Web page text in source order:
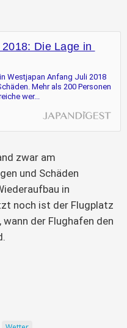
Die Lage in
Westjapan Anfang Juli 2018
Mehr als 200 Personen
wer...
zwar am
und Schäden
in
noch ist der Flugplatz
der Flughafen den